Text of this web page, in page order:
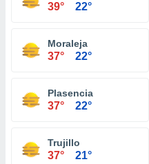
39° 22°
Moraleja
37° 22°
Plasencia
37° 22°
Trujillo
37° 21°